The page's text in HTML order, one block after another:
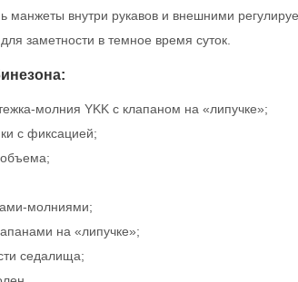
манжеты внутри рукавов и внешними
заметности в темное время суток.
молния YKK с клапаном на «липучке»;
с фиксацией;
объема;
молниями;
на «липучке»;
седалища;